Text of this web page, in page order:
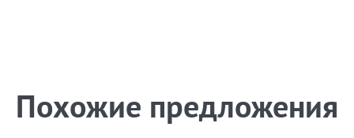
Похожие предложения